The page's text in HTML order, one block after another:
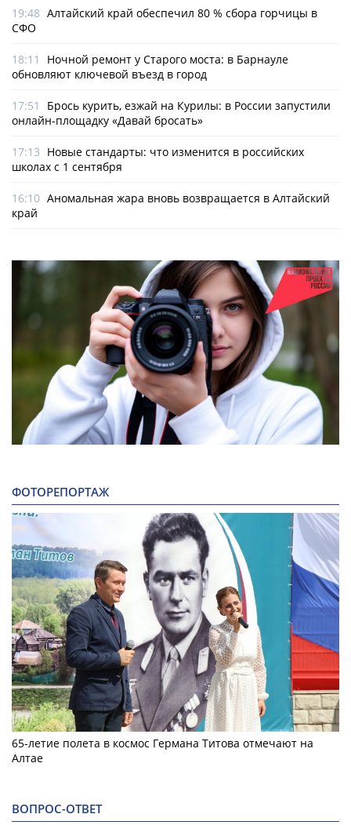
19:48 Алтайский край обеспечил 80 % сбора горчицы в
СФО
18:11
Ночной ремонт у Старого моста: в Барнауле
обновляют ключевой въезд в город
17:51
Брось курить, езжай на Курилы: в России запустили
онлайн-­площадку «Давай бросать»
17:13 Новые стандарты: что изменится в российских
школах с 1 сентября
16:10 Аномальная жара вновь возвращается в Алтайский
край
ФОТОРЕПОРТАЖ
65-летие полета в космос Германа Титова отмечают на
Алтае
ВОПРОС-ОТВЕТ